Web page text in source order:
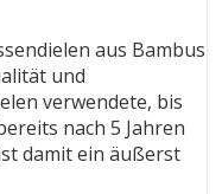
aus Bambus
und
verwendete, bis
nach 5 Jahren
damit ein äußerst